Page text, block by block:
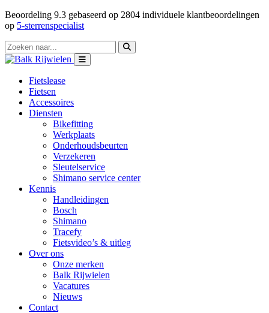
Beoordeling 9.3 gebaseerd op 2804 individuele klantbeoordelingen
op 5-sterrenspecialist
Fietslease
Fietsen
Accessoires
Diensten
Bikefitting
Werkplaats
Onderhoudsbeurten
Verzekeren
Sleutelservice
Shimano service center
Kennis
Handleidingen
Bosch
Shimano
Tracefy
Fietsvideo’s & uitleg
Over ons
Onze merken
Balk Rijwielen
Vacatures
Nieuws
Contact